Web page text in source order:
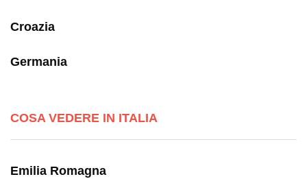
Croazia
Germania
COSA VEDERE IN ITALIA
Emilia Romagna